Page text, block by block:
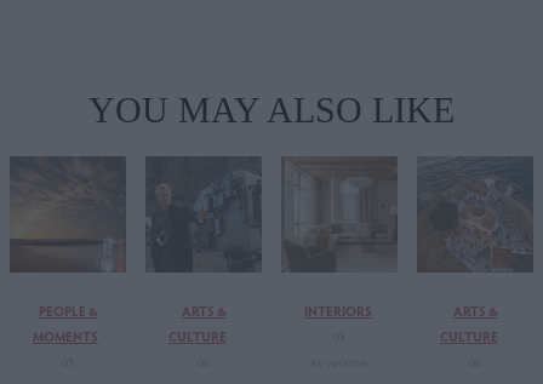
YOU MAY ALSO LIKE
PEOPLE &
MOMENTS
ARTS &
CULTURE
INTERIORS
ARTS &
CULTURE